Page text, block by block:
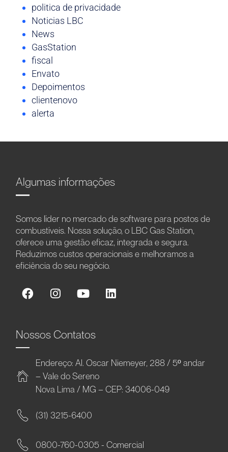
politica de privacidade
Noticias LBC
News
GasStation
fiscal
Envato
Depoimentos
clientenovo
alerta
Algumas informações
Somos líder no mercado de software para postos de
combustíveis. Nossa solução, o LBC Gas Station,
oferece uma gestão eficaz, integrada e segura.
Reduzimos custos operacionais e melhoramos a
eficiência do seu negócio.
Nossos Contatos
Endereço: Al. Oscar Niemeyer, 288 / 5º andar
– Vale do Sereno
Nova Lima / MG – CEP: 34006-049
(31) 3215-6400
0800-760-0305 - Comercial